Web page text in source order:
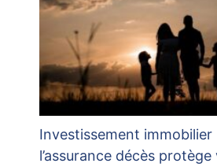
Investissement
l’assurance décès